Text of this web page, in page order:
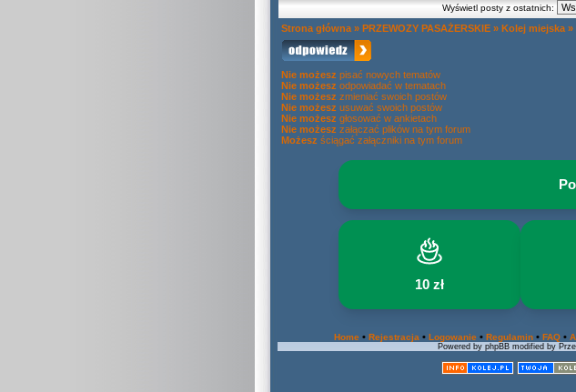
Wyświetl posty z ostatnich:
Strona główna » PRZEWOZY PASAŻERSKIE » Kolej miejska »
Nie możesz pisać nowych tematów
Nie możesz odpowiadać w tematach
Nie możesz zmieniać swoich postów
Nie możesz usuwać swoich postów
Nie możesz głosować w ankietach
Nie możesz załączać plików na tym forum
Możesz ściągać załączniki na tym forum
10 zł
Home • Rejestracja • Logowanie • Regulamin • FAQ •
Powered by phpBB modified by